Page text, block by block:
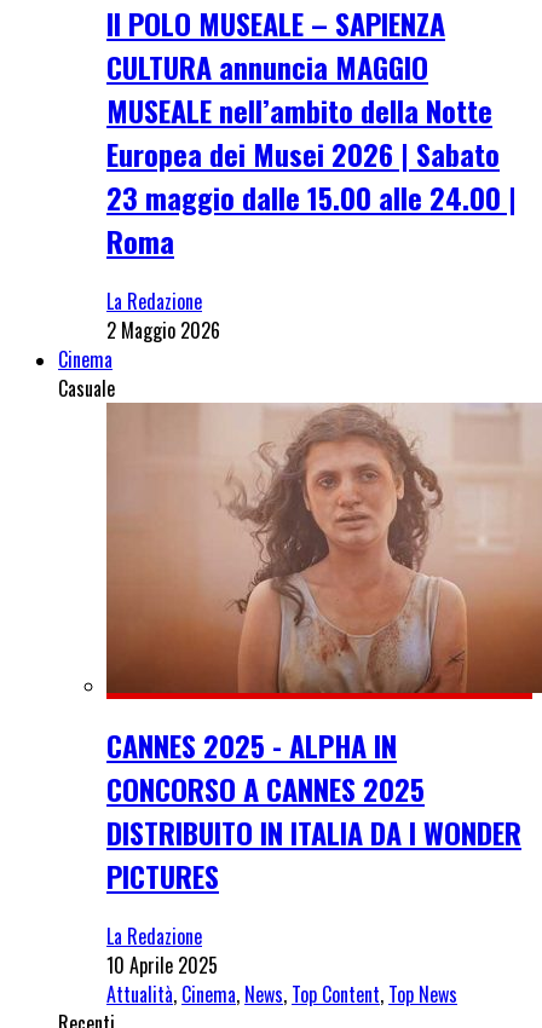
Il POLO MUSEALE – SAPIENZA
CULTURA annuncia MAGGIO
MUSEALE nell’ambito della Notte
Europea dei Musei 2026 | Sabato
23 maggio dalle 15.00 alle 24.00 |
Roma
La Redazione
2 Maggio 2026
Cinema
Casuale
CANNES 2025 - ALPHA IN
CONCORSO A CANNES 2025
DISTRIBUITO IN ITALIA DA I WONDER
PICTURES
La Redazione
10 Aprile 2025
Attualità, Cinema, News, Top Content, Top News